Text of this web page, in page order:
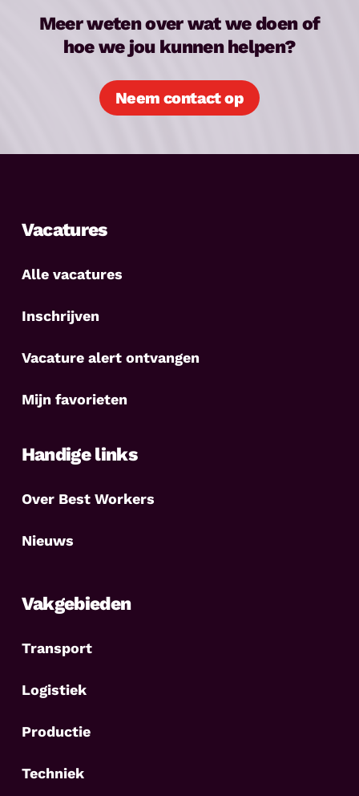
Meer weten over wat we doen of
hoe we jou kunnen helpen?
Neem contact op
Vacatures
Alle vacatures
Inschrijven
Vacature alert ontvangen
Mijn favorieten
Handige links
Over Best Workers
Nieuws
Vakgebieden
Transport
Logistiek
Productie
Techniek